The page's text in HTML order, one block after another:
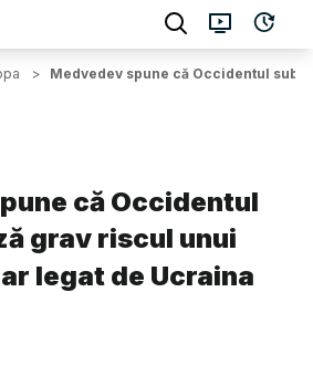
> Medvedev spune că Occidentul
că Occidentul
grav riscul unui
legat de Ucraina